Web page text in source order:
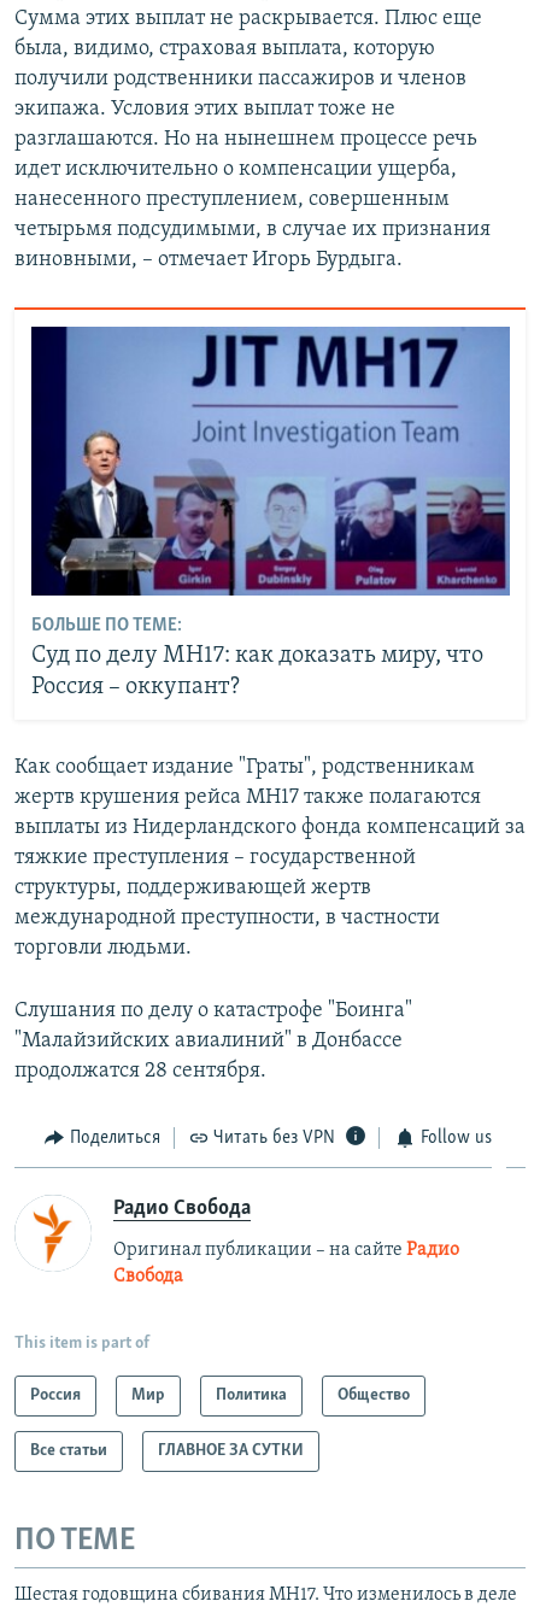
Сумма этих выплат не раскрывается. Плюс еще
была, видимо, страховая выплата, которую
получили родственники пассажиров и членов
экипажа. Условия этих выплат тоже не
разглашаются. Но на нынешнем процессе речь
идет исключительно о компенсации ущерба,
нанесенного преступлением, совершенным
четырьмя подсудимыми, в случае их признания
виновными, – отмечает Игорь Бурдыга.
БОЛЬШЕ ПО ТЕМЕ:
Суд по делу MН17: как доказать миру, что
Россия – оккупант?
Как сообщает издание "Граты", родственникам
жертв крушения рейса MH17 также полагаются
выплаты из Нидерландского фонда компенсаций за
тяжкие преступления – государственной
структуры, поддерживающей жертв
международной преступности, в частности
торговли людьми.
Слушания по делу о катастрофе "Боинга"
"Малайзийских авиалиний" в Донбассе
продолжатся 28 сентября.
Поделиться Читать без VPN Follow us
Радио Свобода
Оригинал публикации – на сайте Радио
Свобода
This item is part of
Россия Мир Политика Общество
Все статьи ГЛАВНОЕ ЗА СУТКИ
ПО ТЕМЕ
Шестая годовщина сбивания MH17. Что изменилось в деле